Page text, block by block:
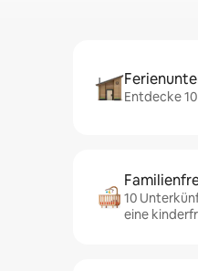
Entdecke
10
eine